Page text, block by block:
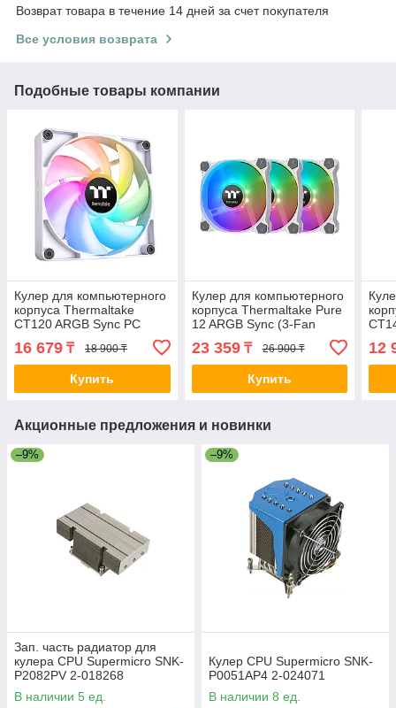
Возврат товара в течение 14 дней за счет покупателя
Все условия возврата
Подобные товары компании
Кулер для компьютерного
корпуса Thermaltake
CT120 ARGB Sync PC
Cooling Fan White (2 pack)
2-012164
16 679 ₸ 18 900 ₸
Купить
Кулер для компьютерного
корпуса Thermaltake Pure
12 ARGB Sync (3-Fan
Pack) White 2-008557 CL-
F127-PL12SW-A
23 359₸ 26 900 ₸
Купить
12
Акционные предложения и новинки
–9%
Зап. часть радиатор для
кулера CPU Supermicro SNK-
P2082PV 2-018268
В наличии 5 ед.
–9%
Кулер CPU Supermicro SNK-
P0051AP4 2-024071
В наличии 8 ед.